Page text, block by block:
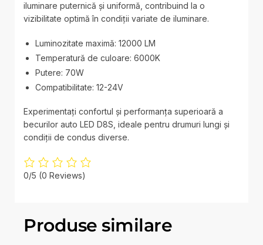
iluminare puternică și uniformă, contribuind la o
vizibilitate optimă în condiții variate de iluminare.
Luminozitate maximă: 12000 LM
Temperatură de culoare: 6000K
Putere: 70W
Compatibilitate: 12-24V
Experimentați confortul și performanța superioară a
becurilor auto LED D8S, ideale pentru drumuri lungi și
condiții de condus diverse.
0/5 (0 Reviews)
Produse similare